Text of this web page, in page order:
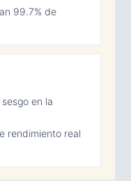
99.7% de
en la
rendimiento real